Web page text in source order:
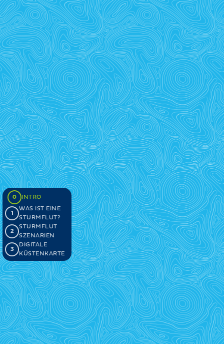
0 INTRO
1
WAS IST EINE
STURMFLUT?
2
STURMFLUT
SZENARIEN
3
DIGITALE
KÜSTENKARTE